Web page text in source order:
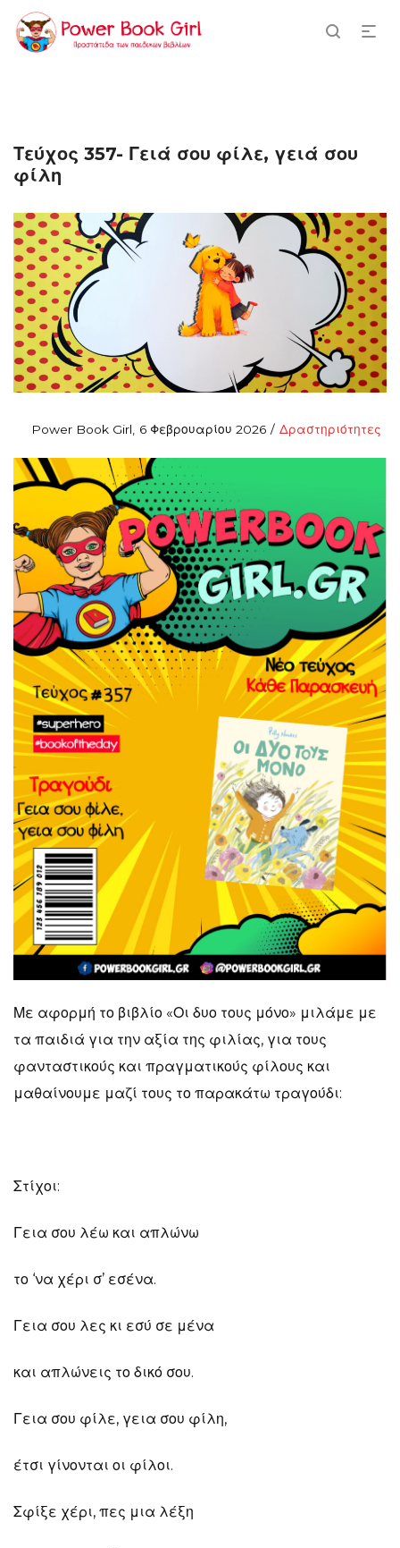
Τεύχος 357- Γειά σου φίλε, γειά σου
φίλη
Power Book Girl
Posted
6 Φεβρουαρίου 2026
Posted
Δραστηριότητες
Με αφορμή το βιβλίο «Οι δυο τους μόνο» μιλάμε με
τα παιδιά για την αξία της φιλίας, για τους
φανταστικούς και πραγματικούς φίλους και
μαθαίνουμε μαζί τους το παρακάτω τραγούδι:
Στίχοι:
Γεια σου λέω και απλώνω
το ‘να χέρι σ’ εσένα.
Γεια σου λες κι εσύ σε μένα
και απλώνεις το δικό σου.
Γεια σου φίλε, γεια σου φίλη,
έτσι γίνονται οι φίλοι.
Σφίξε χέρι, πες μια λέξη